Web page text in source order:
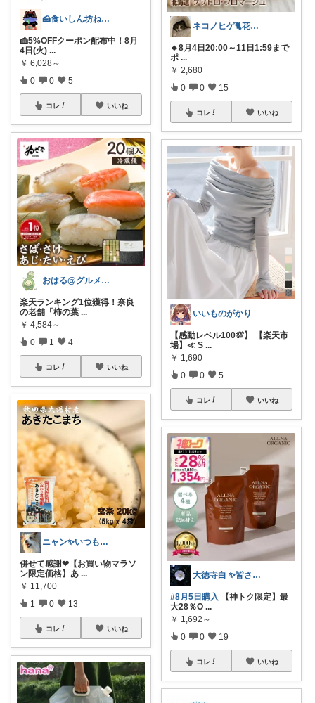
🍰食いしん坊ねっこ🍩毎日タロット占い
🍰5%OFFクーポン配布中！8月
4日(火) ...
￥ 6,028～
0 0 5
コレ いいね
おはる@グルメ番長
楽天ランキング1位獲得！奈良
の老舗「柿の葉 ...
￥ 4,584～
0 1 4
コレ いいね
ニャン✨いつも感謝です๓´͈ ˘ `͈๓
併せて感謝❤【お買い物マラソ
ン限定価格】あ ...
￥ 11,700
1 0 13
コレ いいね
ネコノヒゲ🐈花好きオタクの庭🪴
🔸8月4日20:00～11日1:59まで
ポ ...
￥ 2,680
0 0 15
コレ いいね
いいものがかり
【感動レベル100💯】 【楽天市
場】≪ S ...
￥ 1,690
0 0 5
コレ いいね
大徳寺白 ✨皆さまに感謝.₊ ⊹🎀 *
#8月5日購入
【神トク限定】最
大28％O ...
￥ 1,692～
0 0 19
コレ いいね